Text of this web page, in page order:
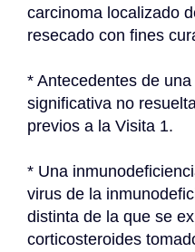
carcinoma localizado
resecado con fines
* Antecedentes de
significativa no
previos a la Visita 1.
* Una
virus de la
distinta de la que se
corticosteroides